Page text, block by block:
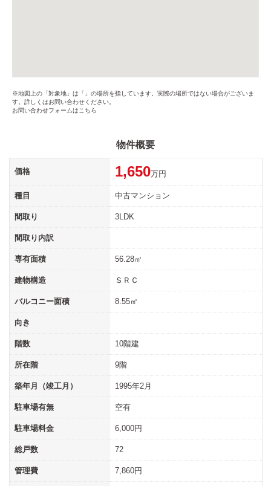
※地図上の「対象地」は「」の場所を指しています。実際の場所ではない場合がございま
す。詳しくはお問い合わせください。
お問い合わせフォームはこちら
物件概要
価格 1,650万円
種目 中古マンション
間取り 3LDK
間取り内訳
専有面積 56.28㎡
建物構造 ＳＲＣ
バルコニー面積 8.55㎡
向き
階数 10階建
所在階 9階
築年月（竣工月） 1995年2月
駐車場有無 空有
駐車場料金 6,000円
総戸数 72
管理費 7,860円